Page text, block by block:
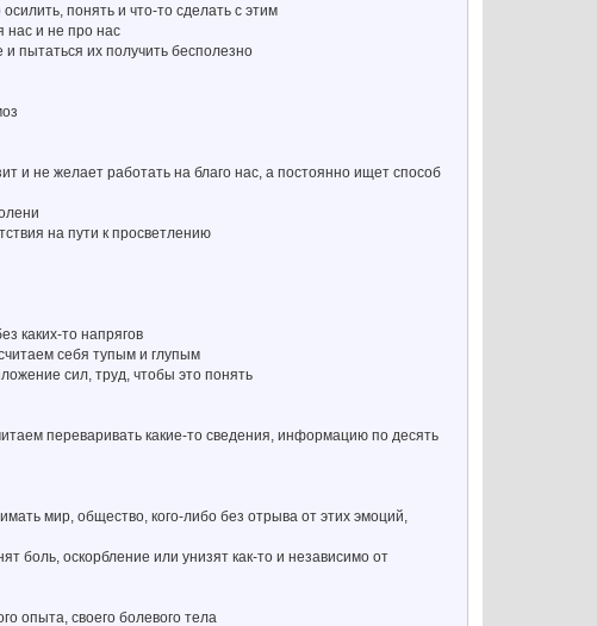
понять и что-то сделать с этим
нас и не про нас
пытаться их получить бесполезно
и не желает работать на благо нас, а постоянно ищет способ
на пути к просветлению
каких-то напрягов
себя тупым и глупым
сил, труд, чтобы это понять
переваривать какие-то сведения, информацию по десять
мир, общество, кого-либо без отрыва от этих эмоций,
боль, оскорбление или унизят как-то и независимо от
опыта, своего болевого тела